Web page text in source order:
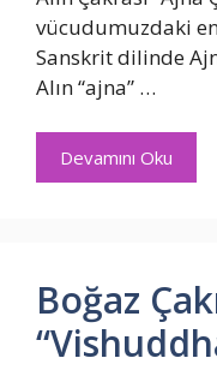
vücudumuzdaki
Sanskrit dilinde
Alın “ajna” …
Devamını Oku
Boğaz